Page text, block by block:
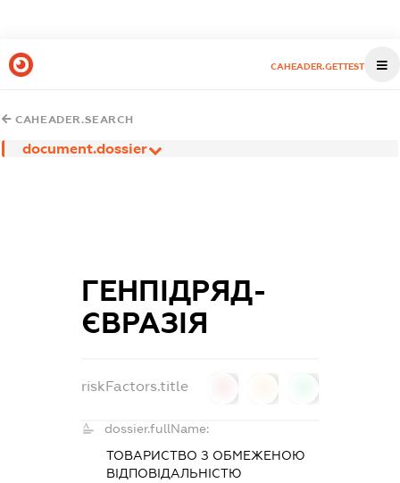
CAHEADER.GETTEST
CAHEADER.SEARCH
document.dossier
ГЕНПІДРЯД-
ЄВРАЗІЯ
riskFactors.title
dossier.fullName:
ТОВАРИСТВО З ОБМЕЖЕНОЮ
ВІДПОВІДАЛЬНІСТЮ